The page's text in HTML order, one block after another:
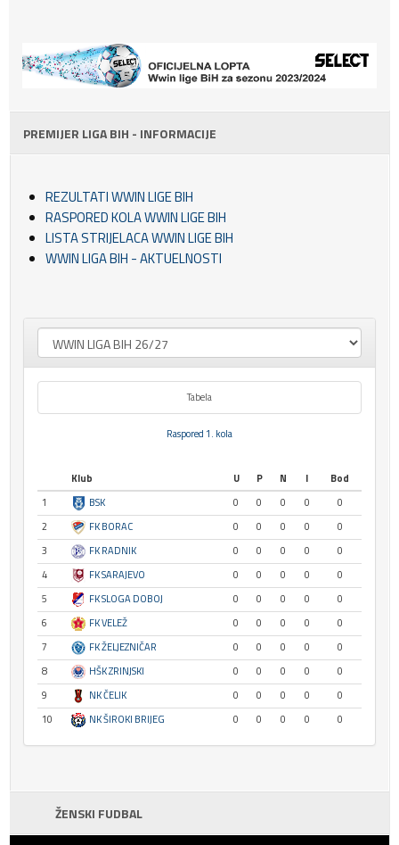
PREMIJER LIGA BIH - INFORMACIJE
REZULTATI WWIN LIGE BIH
RASPORED KOLA WWIN LIGE BIH
LISTA STRIJELACA WWIN LIGE BIH
WWIN LIGA BIH - AKTUELNOSTI
Tabela
Raspored 1. kola
Klub U P N I
Bod
1
BSK 0 0 0 0
0
2
FK BORAC 0 0 0 0
0
3
FK RADNIK 0 0 0 0
0
4
FK SARAJEVO 0 0 0 0
0
5
FK SLOGA DOBOJ 0 0 0 0
0
6
FK VELEŽ 0 0 0 0
0
7
FK ŽELJEZNIČAR 0 0 0 0
0
8
HŠK ZRINJSKI 0 0 0 0
0
9
NK ČELIK 0 0 0 0
0
10
NK ŠIROKI BRIJEG 0 0 0 0 0
ŽENSKI FUDBAL